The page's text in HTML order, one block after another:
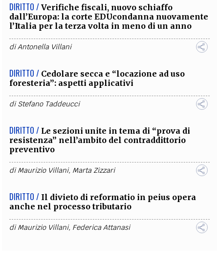
DIRITTO / Verifiche fiscali, nuovo schiaffo
dall’Europa: la corte EDUcondanna nuovamente
l’Italia per la terza volta in meno di un anno
diAntonella Villani
DIRITTO / Cedolare secca e “locazione ad uso
foresteria”: aspetti applicativi
diStefano Taddeucci
DIRITTO / Le sezioni unite in tema di “prova di
resistenza” nell’ambito del contraddittorio
preventivo
diMaurizio Villani, Marta Zizzari
DIRITTO / Il divieto di reformatio in peius opera
anche nel processo tributario
diMaurizio Villani, Federica Attanasi